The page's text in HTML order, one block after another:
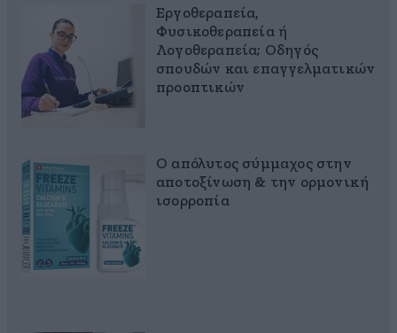
Εργοθεραπεία,
Φυσικοθεραπεία ή
Λογοθεραπεία; Οδηγός
σπουδών και επαγγελματικών
προοπτικών
Ο απόλυτος σύμμαχος στην
αποτοξίνωση & την ορμονική
ισορροπία